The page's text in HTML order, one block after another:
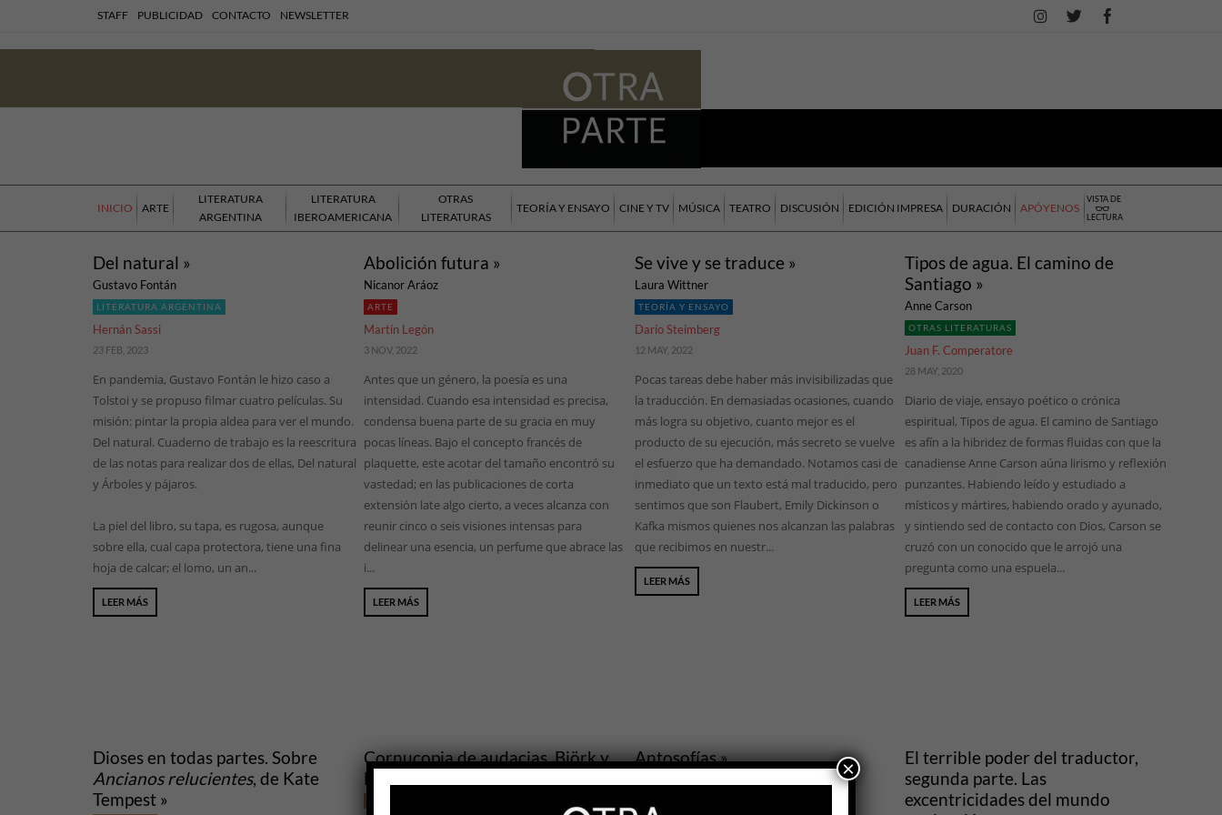
STAFF PUBLICIDAD CONTACTO NEWSLETTER
INICIO ARTE
LITERATURA
ARGENTINA
LITERATURA
IBEROAMERICANA
OTRAS
LITERATURAS
TEORÍA Y ENSAYO CINE Y TV MÚSICA TEATRO DISCUSIÓN EDICIÓN IMPRESA DURACIÓN APÓYENOS
VISTA DE
LECTURA
Del natural »
Gustavo Fontán
LITERATURA ARGENTINA
Hernán Sassi
23 FEB, 2023
En pandemia, Gustavo Fontán le hizo caso a
Tolstoi y se propuso filmar cuatro películas. Su
misión: pintar la propia aldea para ver el mundo.
Del natural. Cuaderno de trabajo es la reescritura
de las notas para realizar dos de ellas, Del natural
y Árboles y pájaros.
La piel del libro, su tapa, es rugosa, aunque
sobre ella, cual capa protectora, tiene una fina
hoja de calcar; el lomo, un an...
LEER MÁS
Dioses en todas partes. Sobre
Ancianos relucientes, de Kate
Tempest »
Abolición futura »
Nicanor Aráoz
ARTE
Martín Legón
3 NOV, 2022
Antes que un género, la poesía es una
intensidad. Cuando esa intensidad es precisa,
condensa buena parte de su gracia en muy
pocas líneas. Bajo el concepto francés de
plaquette, este acotar del tamaño encontró su
vastedad; en las publicaciones de corta
extensión late algo cierto, a veces alcanza con
reunir cinco o seis visiones intensas para
delinear una esencia, un perfume que abrace las
i...
LEER MÁS
Cornucopia de audacias. Björk y
Lucrecia Martel en The Shed »
Se vive y se traduce »
Laura Wittner
TEORÍA Y ENSAYO
Darío Steimberg
12 MAY, 2022
Pocas tareas debe haber más invisibilizadas que
la traducción. En demasiadas ocasiones, cuando
más logra su objetivo, cuanto mejor es el
producto de su ejecución, más secreto se vuelve
el esfuerzo que ha demandado. Notamos casi de
inmediato que un texto está mal traducido, pero
sentimos que son Flaubert, Emily Dickinson o
Kafka mismos quienes nos alcanzan las palabras
que recibimos en nuestr...
LEER MÁS
Antosofías »
Tipos de agua. El camino de
Santiago »
Anne Carson
OTRAS LITERATURAS
Juan F. Comperatore
28 MAY, 2020
Diario de viaje, ensayo poético o crónica
espiritual, Tipos de agua. El camino de Santiago
es afín a la hibridez de formas fluidas con que la
canadiense Anne Carson aúna lirismo y reflexión
punzantes. Habiendo leído y estudiado a
místicos y mártires, habiendo orado y ayunado,
y sintiendo sed de contacto con Dios, Carson se
cruzó con un conocido que le arrojó una
pregunta como una espuela...
LEER MÁS
El terrible poder del traductor,
segunda parte. Las
excentricidades del mundo
×